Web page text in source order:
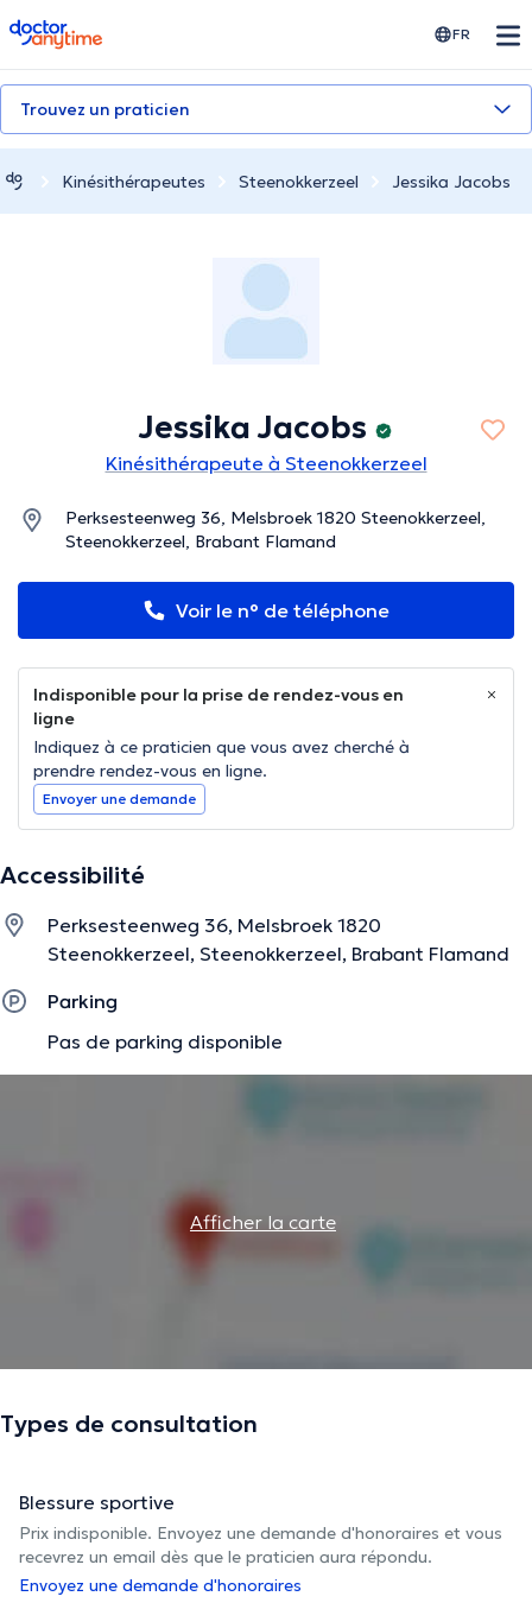
doctoranytime FR
Trouvez un praticien
Kinésithérapeutes Steenokkerzeel Jessika Jacobs
Jessika Jacobs
Kinésithérapeute à Steenokkerzeel
Perksesteenweg 36, Melsbroek 1820 Steenokkerzeel,
Steenokkerzeel, Brabant Flamand
Voir le n° de téléphone
Indisponible pour la prise de rendez-vous en
ligne
Indiquez à ce praticien que vous avez cherché à
prendre rendez-vous en ligne.
Envoyer une demande
Accessibilité
Perksesteenweg 36, Melsbroek 1820
Steenokkerzeel, Steenokkerzeel, Brabant Flamand
Parking
Pas de parking disponible
Afficher la carte
Types de consultation
Blessure sportive
Prix indisponible. Envoyez une demande d'honoraires et vous
recevrez un email dès que le praticien aura répondu.
Envoyez une demande d'honoraires